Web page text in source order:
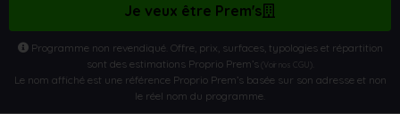
Je veux être Prem's
Programme non revendiqué. Offre, prix, surfaces, typologies et répartition
sont des estimations Proprio Prem’s(Voir nos CGU)
Le nom affiché est une référence Proprio Prem’s basée sur son adresse et non
le réel nom du programme.